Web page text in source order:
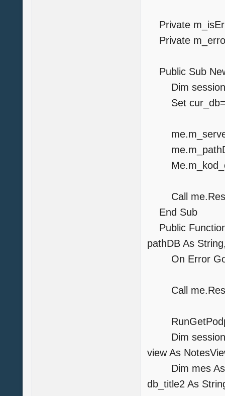
Private
Private
Public Sub
Dim session
Set
Call
End Sub
Public
pathDB As
On Error
Call
Dim session
view As
Dim mes As
db_title2 As